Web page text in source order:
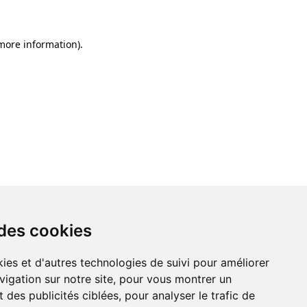
cookies
et d'autres technologies de suivi pour améliorer
sur notre site, pour vous montrer un
des publicités ciblées, pour analyser le trafic de
information).